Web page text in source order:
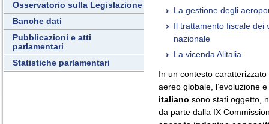
Osservatorio sulla Legislazione
Banche dati
Pubblicazioni e atti
parlamentari
Statistiche parlamentari
La gestione degli
Il trattamento fiscale dei
nazionale
La vicenda Alitalia
In un contesto
aereo globale, l’evoluzione
italiano sono stati oggetto,
da parte dalla IX